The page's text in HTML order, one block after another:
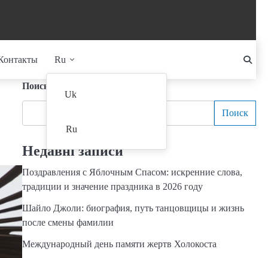
Ru
Uk
Ru
Поиск
Поиск
Недавні записи
Поздравления с Яблочным Спасом: искренние слова,
традиции и значение праздника в 2026 году
Шайло Джоли: биография, путь танцовщицы и жизнь
после смены фамилии
Международный день памяти жертв Холокоста